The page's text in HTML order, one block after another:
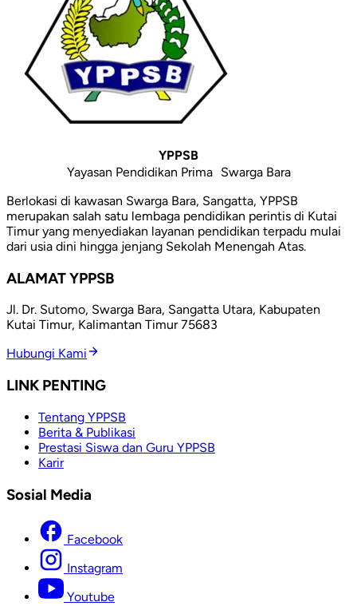
YPPSB
Yayasan Pendidikan Prima Swarga Bara
Berlokasi di kawasan Swarga Bara, Sangatta, YPPSB
merupakan salah satu lembaga pendidikan perintis di Kutai
Timur yang menyediakan layanan pendidikan terpadu mulai
dari usia dini hingga jenjang Sekolah Menengah Atas.
ALAMAT YPPSB
Jl. Dr. Sutomo, Swarga Bara, Sangatta Utara, Kabupaten
Kutai Timur, Kalimantan Timur 75683
Hubungi Kami
LINK PENTING
Tentang YPPSB
Berita & Publikasi
Prestasi Siswa dan Guru YPPSB
Karir
Sosial Media
Facebook
Instagram
Youtube